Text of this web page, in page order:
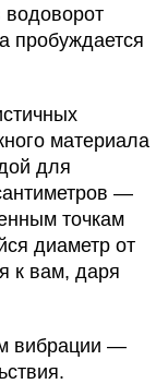
водоворот
пробуждается
материала
для
—
точкам
диаметр от
к вам, даря
вибрации —